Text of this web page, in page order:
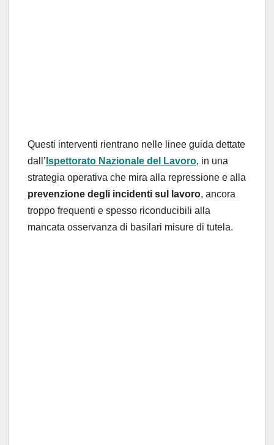
Questi interventi rientrano nelle linee guida dettate
dall’ Ispettorato Nazionale del Lavoro, in una
strategia operativa che mira alla repressione e alla
prevenzione degli incidenti sul lavoro, ancora
troppo frequenti e spesso riconducibili alla
mancata osservanza di basilari misure di tutela.